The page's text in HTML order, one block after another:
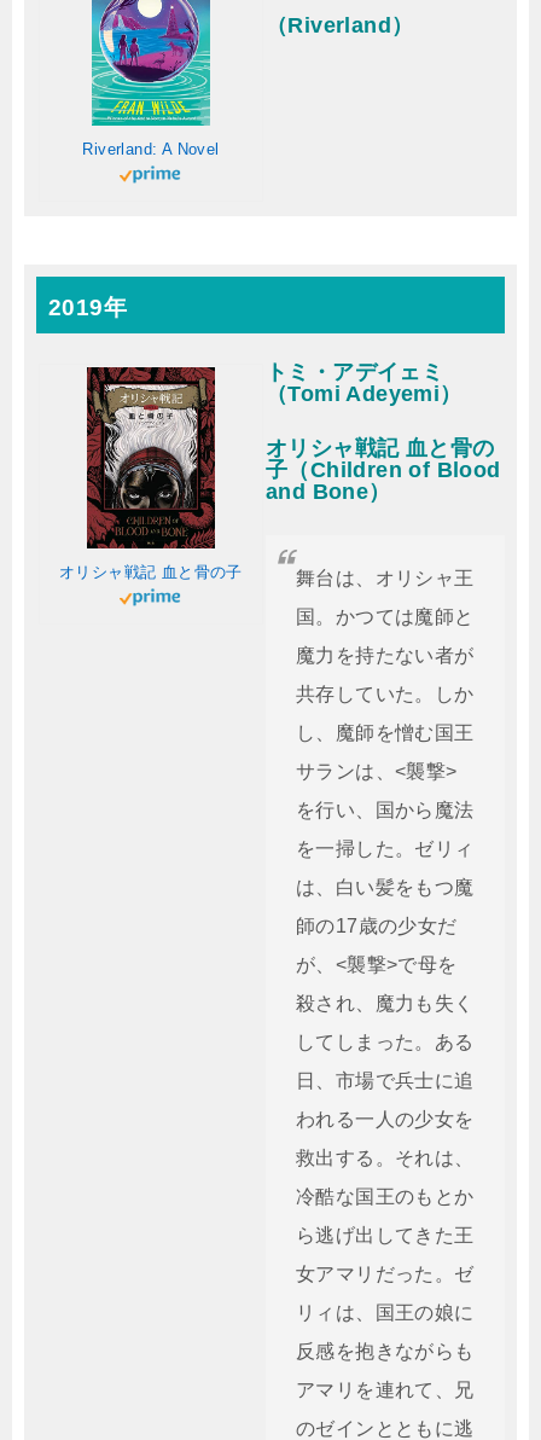
Riverland: A Novel
（Riverland）
2019年
オリシャ戦記 血と骨の子
トミ・アデイェミ
（Tomi Adeyemi）
オリシャ戦記 血と骨の
子（Children of Blood
and Bone）
舞台は、オリシャ王
国。かつては魔師と
魔力を持たない者が
共存していた。しか
し、魔師を憎む国王
サランは、<襲撃>
を行い、国から魔法
を一掃した。ゼリィ
は、白い髪をもつ魔
師の17歳の少女だ
が、<襲撃>で母を
殺され、魔力も失く
してしまった。ある
日、市場で兵士に追
われる一人の少女を
救出する。それは、
冷酷な国王のもとか
ら逃げ出してきた王
女アマリだった。ゼ
リィは、国王の娘に
反感を抱きながらも
アマリを連れて、兄
のゼインとともに逃